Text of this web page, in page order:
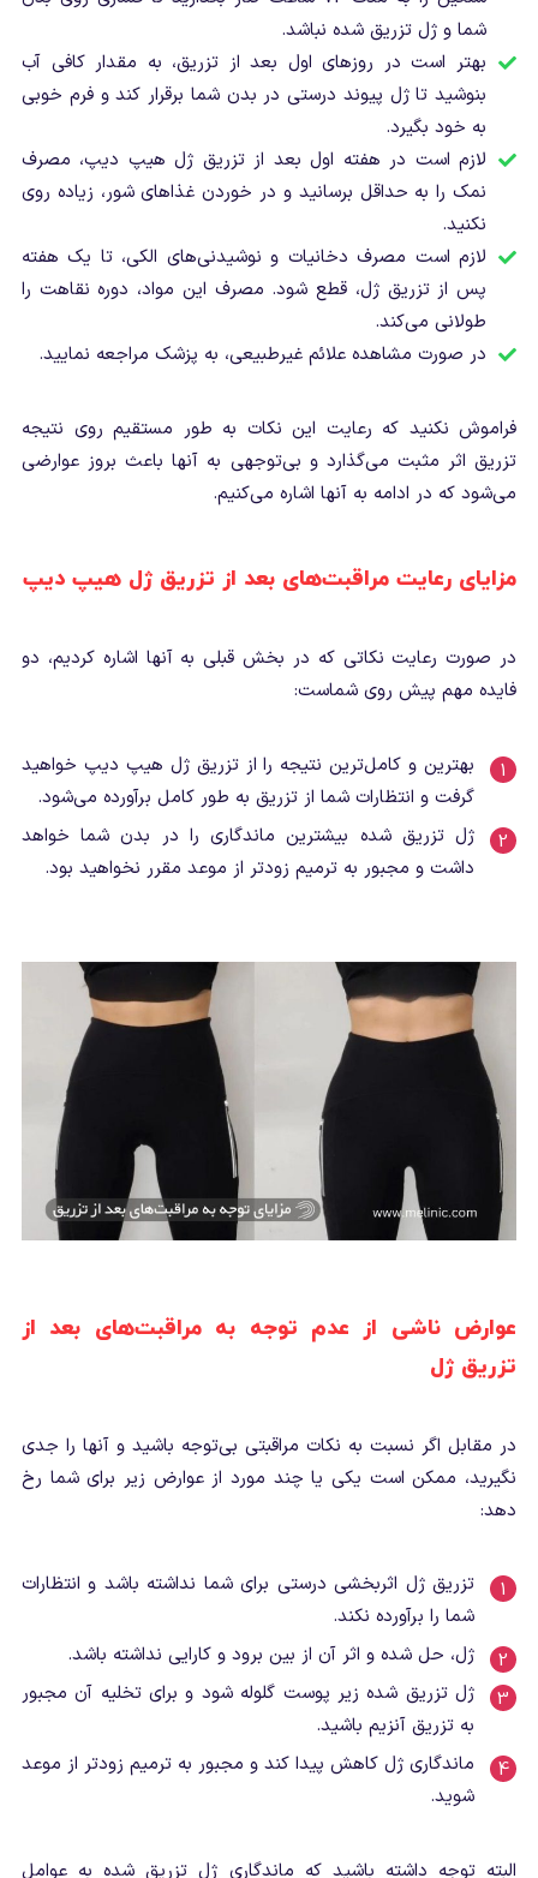
شما و ژل تزریق شده نباشد.
بهتر است در روزهای اول بعد از تزریق، به مقدار کافی آب
بنوشید تا ژل پیوند درستی در بدن شما برقرار کند و فرم خوبی
به خود بگیرد.
لازم است در هفته اول بعد از تزریق ژل هیپ دیپ، مصرف
نمک را به حداقل برسانید و در خوردن غذاهای شور، زیاده روی
نکنید.
لازم است مصرف دخانیات و نوشیدنی‌های الکی، تا یک هفته
پس از تزریق ژل، قطع شود. مصرف این مواد، دوره نقاهت را
طولانی می‌کند.
در صورت مشاهده علائم غیرطبیعی، به پزشک مراجعه نمایید.
فراموش نکنید که رعایت این نکات به طور مستقیم روی نتیجه
تزریق اثر مثبت می‌گذارد و بی‌توجهی به آنها باعث بروز عوارضی
می‌شود که در ادامه به آنها اشاره می‌کنیم.
مزایای رعایت مراقبت‌های بعد از تزریق ژل هیپ دیپ
در صورت رعایت نکاتی که در بخش قبلی به آنها اشاره کردیم، دو
فایده مهم پیش روی شماست:
بهترین و کامل‌ترین نتیجه را از تزریق ژل هیپ دیپ خواهید
گرفت و انتظارات شما از تزریق به طور کامل برآورده می‌شود.
ژل تزریق شده بیشترین ماندگاری را در بدن شما خواهد
داشت و مجبور به ترمیم زودتر از موعد مقرر نخواهید بود.
عوارض ناشی از عدم توجه به مراقبت‌های بعد از
تزریق ژل
در مقابل اگر نسبت به نکات مراقبتی بی‌توجه باشید و آنها را جدی
نگیرید، ممکن است یکی یا چند مورد از عوارض زیر برای شما رخ
دهد:
تزریق ژل اثربخشی درستی برای شما نداشته باشد و انتظارات
شما را برآورده نکند.
ژل، حل شده و اثر آن از بین برود و کارایی نداشته باشد.
ژل تزریق شده زیر پوست گلوله شود و برای تخلیه آن مجبور
به تزریق آنزیم باشید.
ماندگاری ژل کاهش پیدا کند و مجبور به ترمیم زودتر از موعد
شوید.
البته توجه داشته باشید که ماندگاری ژل تزریق شده به عوامل